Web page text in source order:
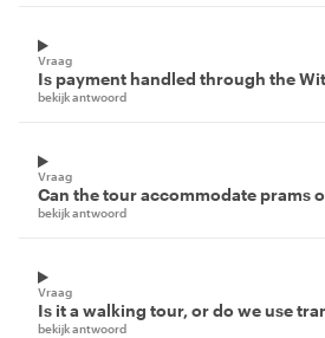
Vraag
Is payment handled through the
bekijk antwoord
Vraag
Can the tour accommodate prams
bekijk antwoord
Vraag
Is it a walking tour, or do we use
bekijk antwoord